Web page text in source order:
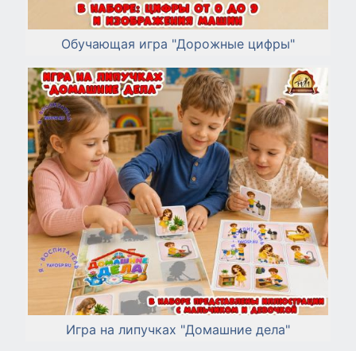
Обучающая игра "Дорожные цифры"
Игра на липучках "Домашние дела"